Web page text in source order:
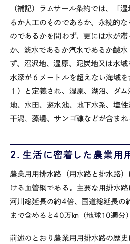
（補記）ラムサール条約では、「
るか人工のものであるか、永続的
のであるかを問わず、更には水が
か、淡水であるか汽水であるか鹹
ず、沼沢地、湿原、泥炭地又は水
水深が６メートルを超えない海域
１）と定義され、湿原、湖沼、ダ
地、水田、遊水池、地下水系、塩性
干潟、藻場、サンゴ礁などが含まれ
２．生活に密着した農業用
農業用用排水路（用水路と排水路
ける血管網である。主要な用排水路
河川総延長の約4倍、国道総延長の
まで含めると40万㎞（地球10週分
前述のとおり農業用用排水路の歴